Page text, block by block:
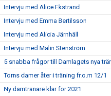
Intervju med Alice Ekstrand
Intervju med Emma Bertilsson
Intervju med Alicia Järnhäll
Intervju med Malin Stenström
5 snabba frågor till Damlagets nya
Torns damer åter i träning fr.o.m 12/1
Ny damtränare klar för 2021